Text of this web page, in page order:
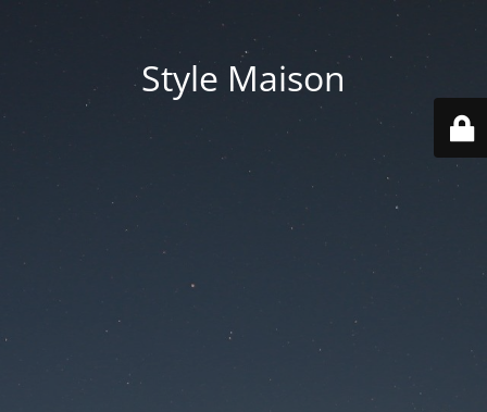
Style Maison